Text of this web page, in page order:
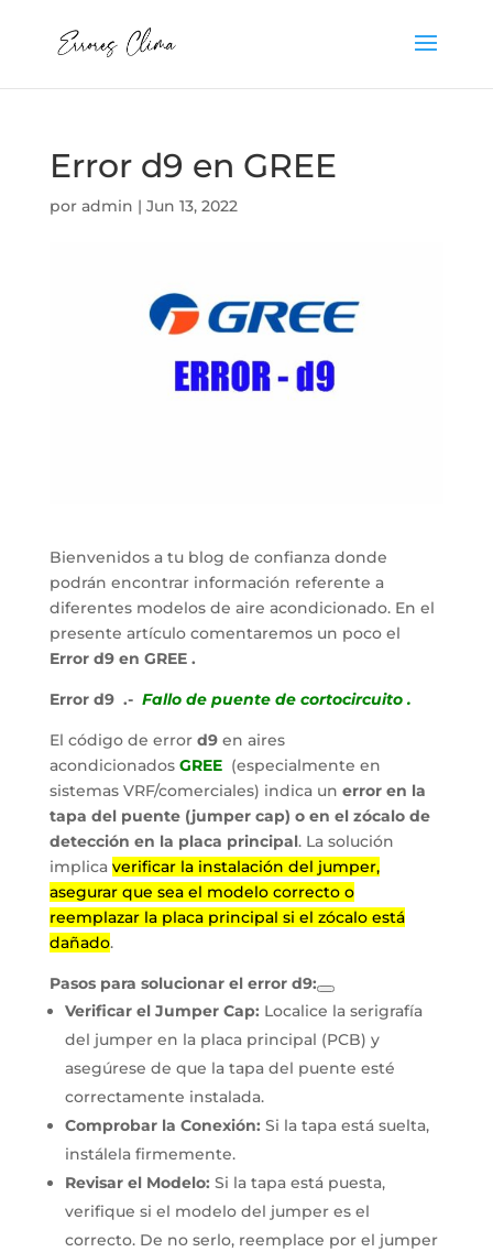
Error d9 en GREE
por admin | Jun 13, 2022
Bienvenidos a tu blog de confianza donde
podrán encontrar información referente a
diferentes modelos de aire acondicionado. En el
presente artículo comentaremos un poco el
Error d9 en GREE .
Error d9 .- Fallo de puente de cortocircuito .
El código de error d9en aires
acondicionados GREE (especialmente en
sistemas VRF/comerciales) indica un error en la
tapa del puente (jumper cap) o en el zócalo de
detección en la placa principal. La solución
implica verificar la instalación del jumper,
asegurar que sea el modelo correcto o
reemplazar la placa principal si el zócalo está
dañado.
Pasos para solucionar el error d9:
Verificar el Jumper Cap: Localice la serigrafía
del jumper en la placa principal (PCB) y
asegúrese de que la tapa del puente esté
correctamente instalada.
Comprobar la Conexión: Si la tapa está suelta,
instálela firmemente.
Revisar el Modelo: Si la tapa está puesta,
verifique si el modelo del jumper es el
correcto. De no serlo, reemplace por el jumper